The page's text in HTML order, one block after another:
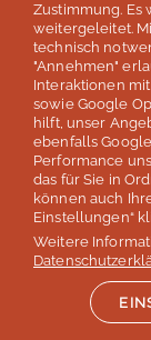
Zustimmung. Es
weitergeleitet.
technisch
"Annehmen"
Interaktionen
sowie Google
hilft, unser
ebenfalls
Performance
das für Sie in
können auch
Einstellungen“
Weitere